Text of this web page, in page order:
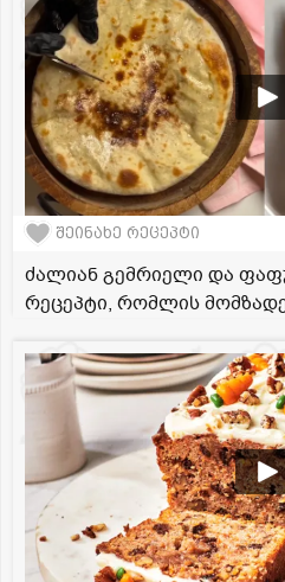
შეინახე რეცეპტი
ძალიან გემრიელი და
რეცეპტი, რომლის